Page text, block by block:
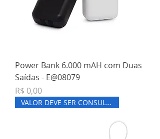
Power Bank 6.000 mAH com Duas
Saídas - E@08079
Preço
R$ 0,00
VALOR DEVE SER CONSULTADO